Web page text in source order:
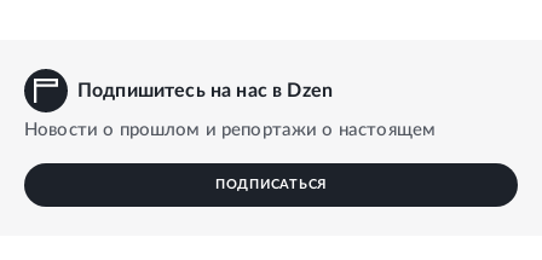
Подпишитесь на нас в Dzen
Новости о прошлом и репортажи о настоящем
ПОДПИСАТЬСЯ